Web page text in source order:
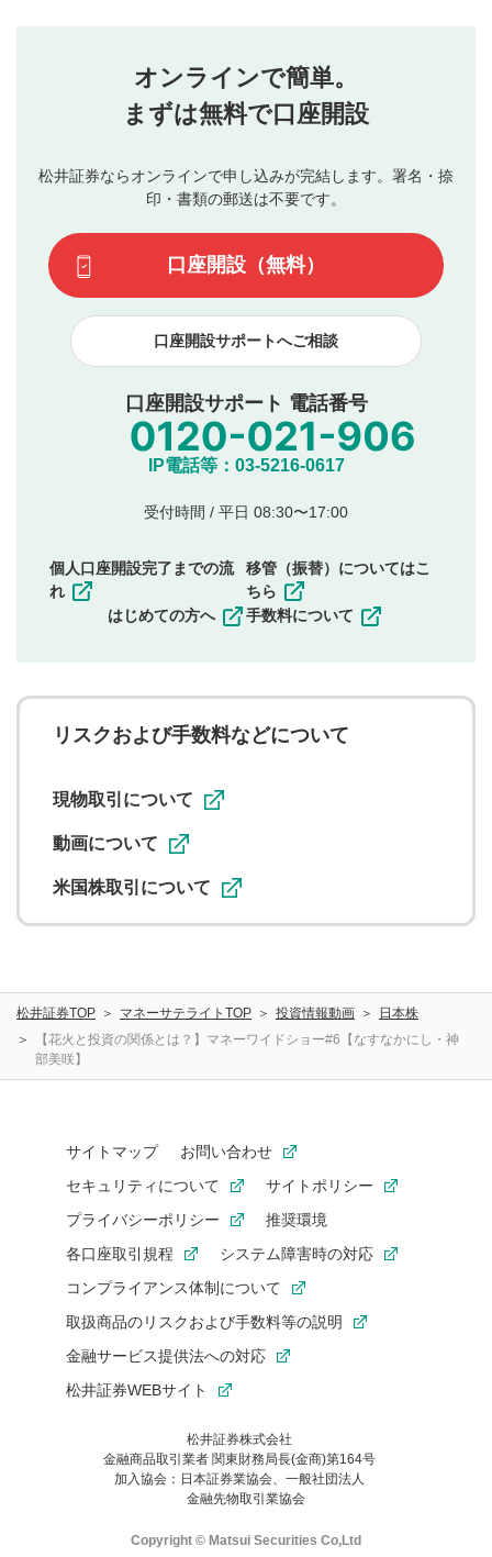
投稿するボタン
星で評価をすると投稿できます。（お名前とコメント
3
動画の評価
です）
行ってください。
当社は、利用者同士、もしくは利用者と第三者間のトラ
ブルによって生じた損害に対して一切の責任を負いませ
評価およびコメントは当社にて審査のうえ、掲載となり
ます。掲載されるまでに日数がかかる場合や掲載されない
てはお答えできません。各動画コンテンツへの掲載をもっ
て結果のご連絡といたします。ご了承ください。
下記の項目に該当すると判断された投稿内容は、掲載を
見合わせる場合がございます。
本動画コンテンツとは無関係の内容の投稿
他者への誹謗中傷や差別的表現投稿
公序良俗に反する内容の投稿
氏名、住所、電話番号など個人を特定できる情報の
他のサイトへの誘導や営利目的、広告・宣伝を目
他者の権利（商標、著作権、その他の知的財産
その他当社が不適切と判断した投稿
一度投稿した評価およびコメントの変更・削除はできま
ことを承諾したものとします。また、利用者は、コメント
に関する著作者人格権を行使しないことに同意します。利
用者が投稿したコメントは、当社サービスの広告・宣伝、
ることがあります。
オンラインで簡単。
まずは無料で口座開設
松井証券ならオンラインで申し込みが完結します。署名・捺
印・書類の郵送は不要です。
口座開設（無料）
口座開設サポートへご相談
口座開設サポート 電話番号
IP電話等：03-5216-0617
受付時間 / 平日 08:30〜17:00
個人口座開設完了までの流
れ
はじめての方へ
移管（振替）についてはこ
ちら
手数料について
リスクおよび手数料などについて
現物取引について
動画について
米国株取引について
松井証券TOP マネーサテライトTOP 投資情報動画
日本株
【花火と投資の関係とは？】マネーワイドショー#6【なすなかにし・神
部美咲】
サイトマップ
お問い合わせ
セキュリティについて
サイトポリシー
プライバシーポリシー
推奨環境
各口座取引規程
システム障害時の対応
コンプライアンス体制について
取扱商品のリスクおよび手数料等の説明
金融サービス提供法への対応
松井証券WEBサイト
松井証券株式会社
金融商品取引業者 関東財務局長(金商)第164号
加入協会：日本証券業協会、一般社団法人
金融先物取引業協会
Copyright © Matsui Securities Co,Ltd
お気に入り機能は松井証券の会員限定の機能です。
お気に入り登録いただくと、後からいつでもお気に入りのコンテ
ンツを一覧でご確認いただけます。
ご利用いただくには口座開設が必要です。